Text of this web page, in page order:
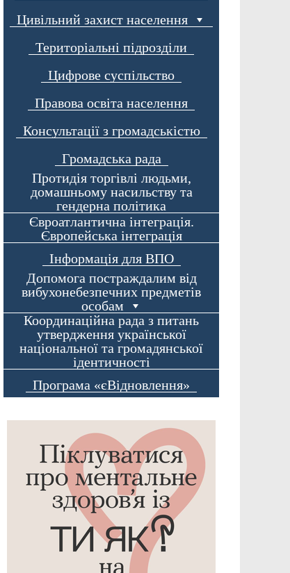
Цивільний захист населення
Територіальні підрозділи
Цифрове суспільство
Правова освіта населення
Консультації з громадськістю
Громадська рада
Протидія торгівлі людьми,
домашньому насильству та
гендерна політика
Євроатлантична інтеграція.
Європейська інтеграція
Інформація для ВПО
Допомога постраждалим від
вибухонебезпечних предметів
особам
Координаційна рада з питань
утвердження української
національної та громадянської
ідентичності
Програма «єВідновлення»